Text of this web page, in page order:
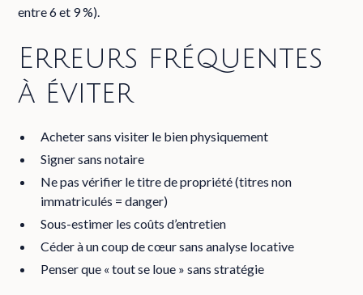
entre 6 et 9 %).
Erreurs fréquentes
à éviter
Acheter sans visiter le bien physiquement
Signer sans notaire
Ne pas vérifier le titre de propriété (titres non
immatriculés = danger)
Sous-estimer les coûts d’entretien
Céder à un coup de cœur sans analyse locative
Penser que « tout se loue » sans stratégie